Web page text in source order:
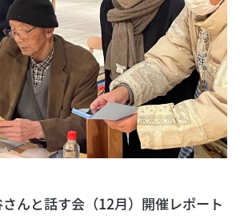
さんと話す会（12月）開催レポート